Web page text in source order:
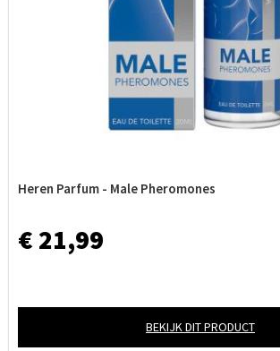
Heren Parfum - Male Pheromones
€ 21,99
BEKIJK DIT PRODUCT